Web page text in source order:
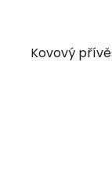
Kovový